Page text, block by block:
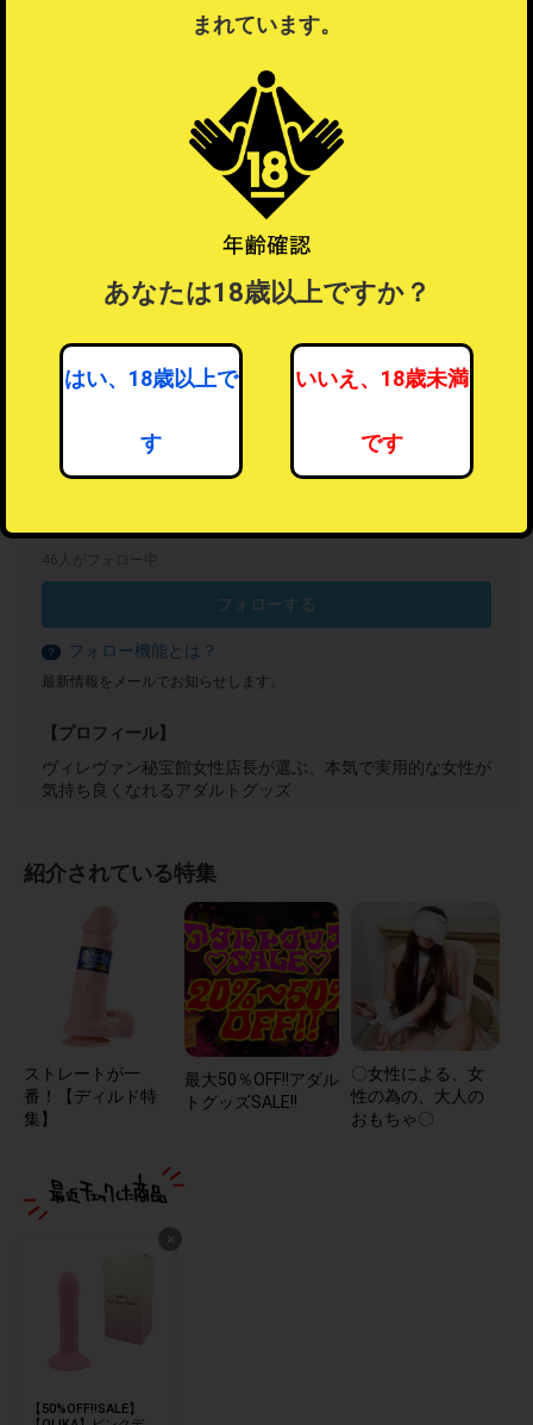
ラッピングについて
46人がフォロー中
フォローする
？ フォロー機能とは？
最新情報をメールでお知らせします。
【プロフィール】
ヴィレヴァン秘宝館女性店長が選ぶ、本気で実用的な女性が
気持ち良くなれるアダルトグッズ
紹介されている特集
ストレートが一
番！【ディルド特
集】
最大50％OFF!!アダル
トグッズSALE!!
〇女性による、女
性の為の、大人の
おもちゃ〇
×
【50%OFF!!SALE】
まれています。
あなたは18歳以上ですか？
はい、18歳以上で
す
いいえ、18歳未満
です